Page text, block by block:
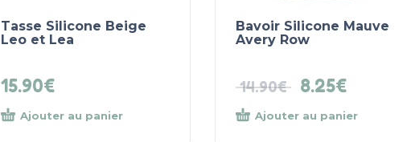
Tasse Silicone Beige
Leo et Lea
15.90€
Ajouter au panier
Bavoir Silicone Mauve
Avery Row
14.90€ 8.25€
Ajouter au panier